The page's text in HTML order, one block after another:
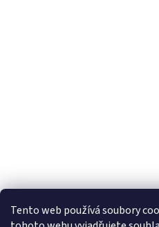
Tento web používá soubory